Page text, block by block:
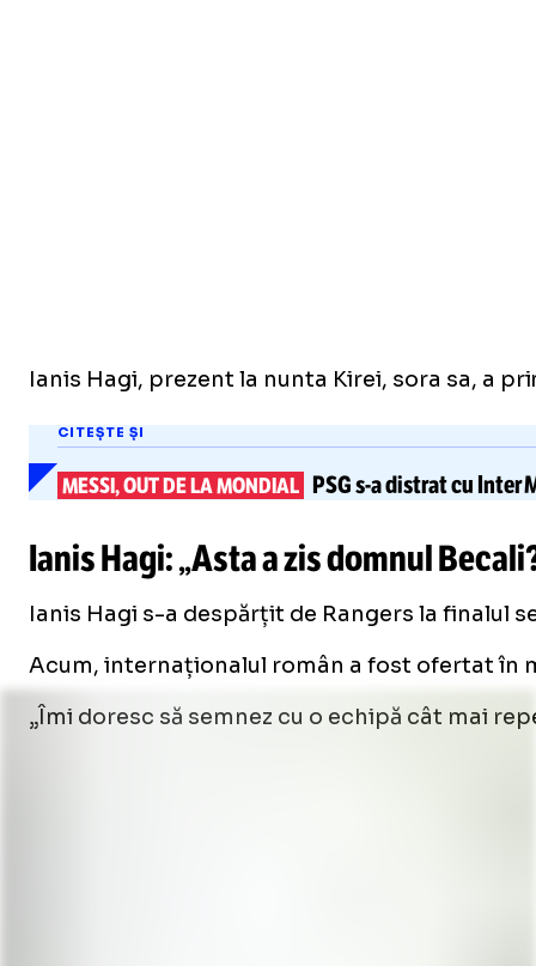
Ianis Hagi, prezent la nunta Kirei, sora sa, a
CITEȘTE ȘI
MESSI, OUT DE LA MONDIAL PSGs-adistrat cu Inter
Ianis Hagi: „Asta a zis domnul
Ianis Hagi s-a despărțit de Rangers la finalul
Acum, internaționalul român a fost ofertat în
„Îmi doresc să semnez cu o echipă cât mai